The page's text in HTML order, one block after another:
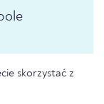
skorzystać z